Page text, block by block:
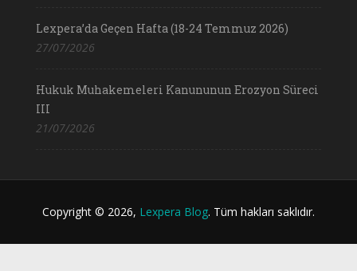
Lexpera’da Geçen Hafta (18-24 Temmuz 2026)
27/07/2026
Hukuk Muhakemeleri Kanununun Erozyon Süreci
III
21/07/2026
Copyright © 2026, Lexpera Blog. Tüm hakları saklıdır.